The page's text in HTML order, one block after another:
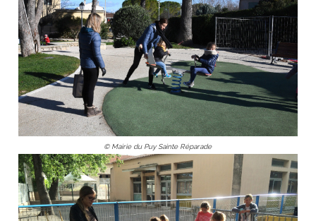
© Mairie du Puy Sainte Réparade